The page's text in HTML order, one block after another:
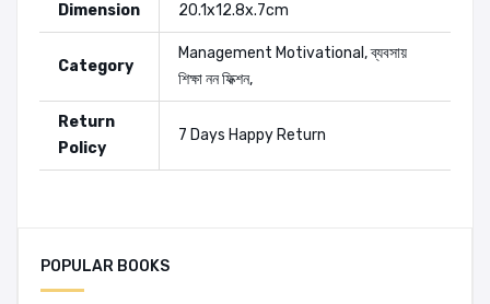
Dimension 20.1x12.8x.7cm
Category
Management Motivational ,ব্যবসায়
শিক্ষানন ফিক্শন,
Return
Policy
7 Days Happy Return
POPULAR BOOKS